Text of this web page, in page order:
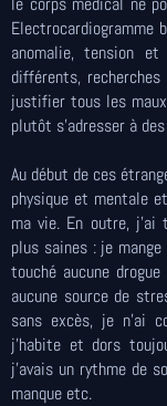
Electrocardiogramme
anomalie, tension
différents,
justifier tous les
plutôt s’adresser à
Au début de ces
physique et mentale
ma vie. En outre, j’ai
plus saines : je
touché aucune
aucune source de
sans excès, je n’ai
j’habite et dors
j’avais un rythme de
manque etc.